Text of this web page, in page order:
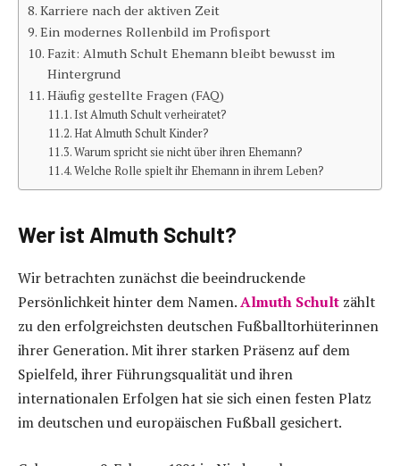
Karriere nach der aktiven Zeit
Ein modernes Rollenbild im Profisport
Fazit: Almuth Schult Ehemann bleibt bewusst im
Hintergrund
Häufig gestellte Fragen (FAQ)
Ist Almuth Schult verheiratet?
Hat Almuth Schult Kinder?
Warum spricht sie nicht über ihren Ehemann?
Welche Rolle spielt ihr Ehemann in ihrem Leben?
Wer ist Almuth Schult?
Wir betrachten zunächst die beeindruckende
Persönlichkeit hinter dem Namen.Almuth Schult zählt
zu den erfolgreichsten deutschen Fußballtorhüterinnen
ihrer Generation. Mit ihrer starken Präsenz auf dem
Spielfeld, ihrer Führungsqualität und ihren
internationalen Erfolgen hat sie sich einen festen Platz
im deutschen und europäischen Fußball gesichert.